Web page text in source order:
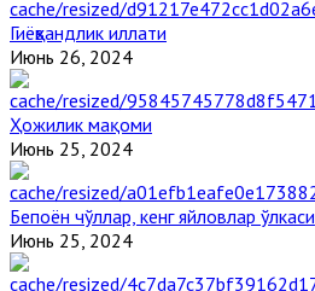
Гиёҳвандлик иллати
Июнь 26, 2024
Ҳожилик мақоми
Июнь 25, 2024
Бепоён чўллар, кенг яйловлар ўлкаси
Июнь 25, 2024